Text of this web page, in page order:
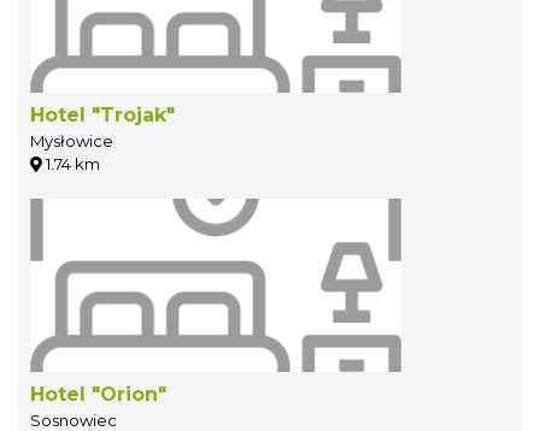
Hotel "Trojak"
Mysłowice
1.74 km
Hotel "Orion"
Sosnowiec